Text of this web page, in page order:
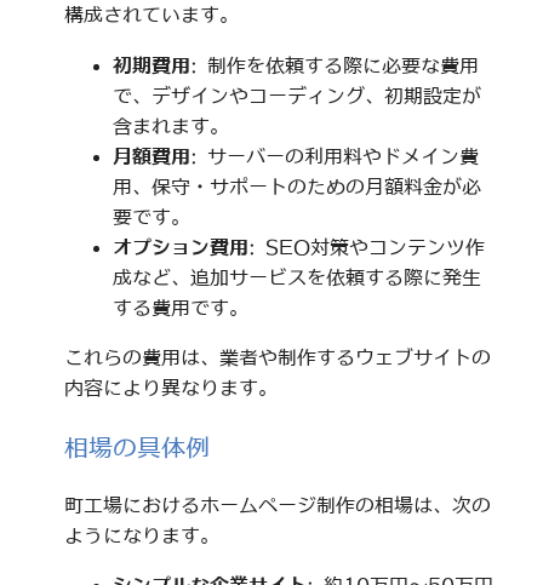
構成されています。
初期費用: 制作を依頼する際に必要な費用
で、デザインやコーディング、初期設定が
含まれます。
月額費用: サーバーの利用料やドメイン費
用、保守・サポートのための月額料金が必
要です。
オプション費用: SEO対策やコンテンツ作
成など、追加サービスを依頼する際に発生
する費用です。
これらの費用は、業者や制作するウェブサイトの
内容により異なります。
相場の具体例
町工場におけるホームページ制作の相場は、次の
ようになります。